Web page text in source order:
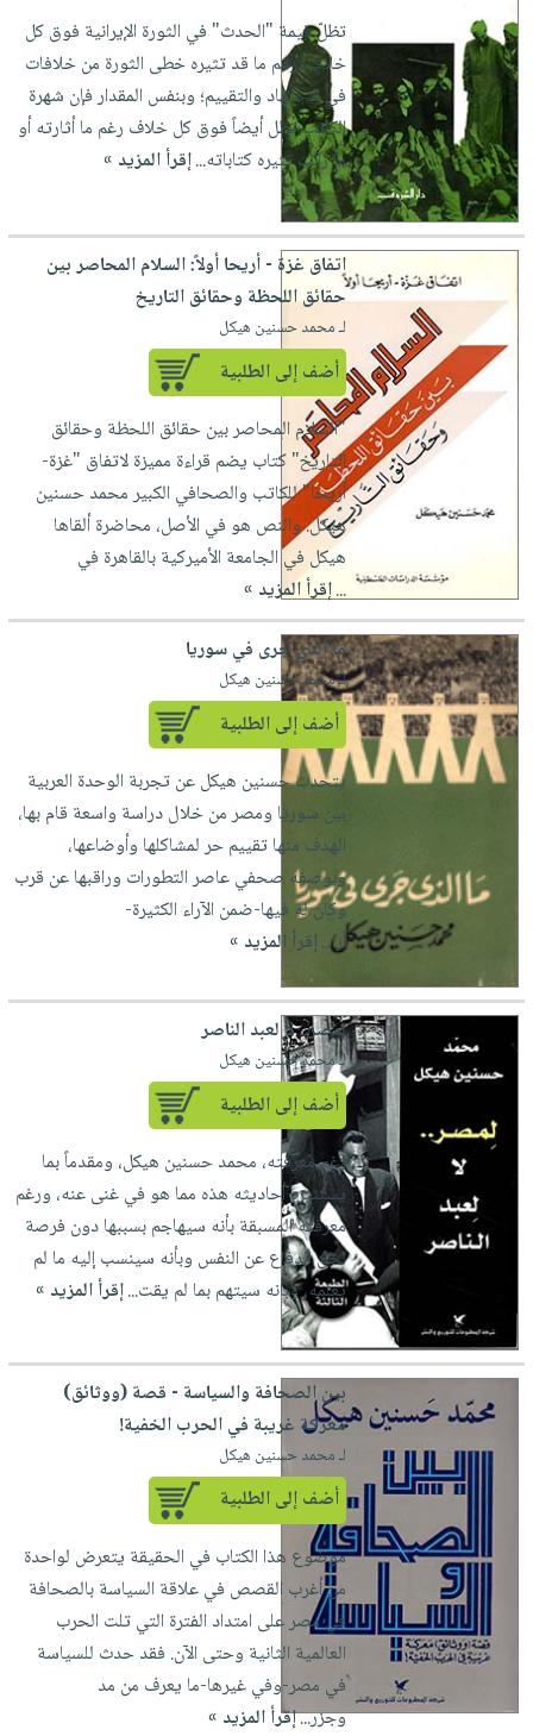
تظلّ قيمة "الحدث" في الثورة الإيرانية فوق كل
خلاف، رغم ما قد تثيره خطى الثورة من خلافات
في الاجتهاد والتقييم؛ وبنفس المقدار فإن شهرة
الكاتب تظل أيضاً فوق كل خلاف رغم ما أثارته أو
ما زالت تثيره كتاباته...إقرأ المزيد »
اتفاق غزة - أريحا أولاً: السلام المحاصر بين
حقائق اللحظة وحقائق التاريخ
لـ محمد حسنين هيكل
أضف إلى الطلبية
"السلام المحاصر بين حقائق اللحظة وحقائق
التاريخ" كتاب يضم قراءة مميزة لاتفاق "غزة-
أريحا" للكاتب والصحافي الكبير محمد حسنين
هيكل. والنص هو في الأصل، محاضرة ألقاها
هيكل في الجامعة الأميركية بالقاهرة في
...إقرأ المزيد »
ما الذي جرى في سوريا
لـ محمد حسنين هيكل
أضف إلى الطلبية
يتحدث حسنين هيكل عن تجربة الوحدة العربية
بين سوريا ومصر من خلال دراسة واسعة قام بها،
الهدف منها تقييم حر لمشاكلها وأوضاعها،
وبوصفه صحفي عاصر التطورات وراقبها عن قرب
وكان له فيها-ضمن الآراء الكثيرة-
آرا...إقرأ المزيد »
لمصر.. لا لعبد الناصر
لـ محمد حسنين هيكل
أضف إلى الطلبية
رغم معرفته، محمد حسنين هيكل، ومقدماً بما
يستثيره أحاديثه هذه مما هو في غنى عنه، ورغم
معرفته المسبقة بأنه سيهاجم بسببها دون فرصة
لحق الدفاع عن النفس وبأنه سينسب إليه ما لم
يعلمه، وبأنه سيتهم بما لم يقت...إقرأ المزيد »
بين الصحافة والسياسة - قصة (ووثائق)
معركة غريبة في الحرب الخفية!
لـ محمد حسنين هيكل
أضف إلى الطلبية
موضوع هذا الكتاب في الحقيقة يتعرض لواحدة
من أغرب القصص في علاقة السياسة بالصحافة
في مصر على امتداد الفترة التي تلت الحرب
العالمية الثانية وحتى الآن. فقد حدث للسياسة
في مصر-وفي غيرها-ما يعرف من مد
وجزر...إقرأ المزيد »